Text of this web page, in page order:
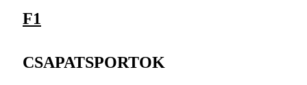
F1
CSAPATSPORTOK